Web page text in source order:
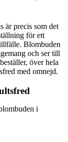
är precis som det
för ett
och ser till
över hela
med omnejd.
i